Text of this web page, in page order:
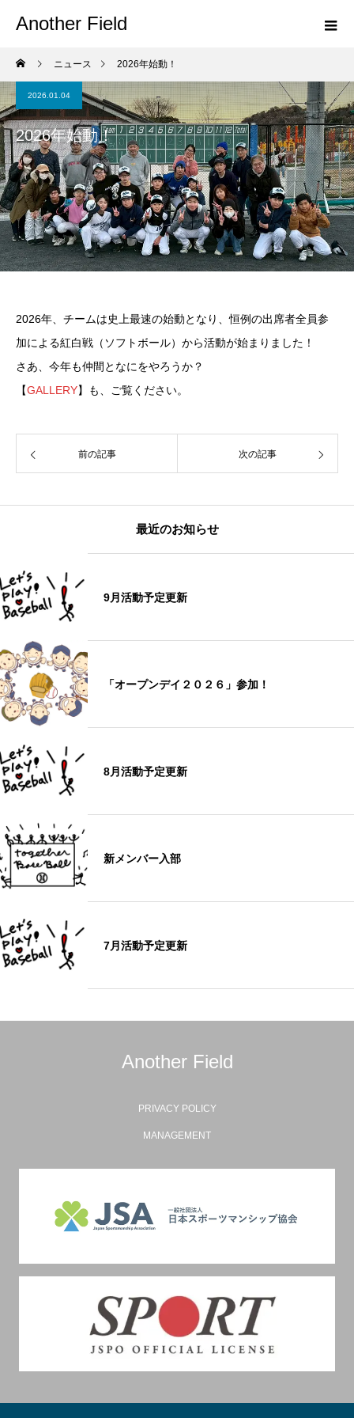
Another Field
ニュース 2026年始動！
2026.01.04
2026年始動！
2026年、チームは史上最速の始動となり、恒例の出席者全員参
加による紅白戦（ソフトボール）から活動が始まりました！
さあ、今年も仲間となにをやろうか？
【GALLERY】も、ご覧ください。
前の記事 次の記事
最近のお知らせ
9月活動予定更新
「オープンデイ２０２６」参加！
8月活動予定更新
新メンバー入部
7月活動予定更新
Another Field
PRIVACY POLICY
MANAGEMENT